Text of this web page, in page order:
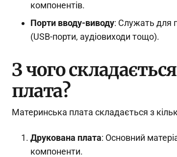
компонентів.
Порти вводу-виводу: Служать для
(USB-порти, аудіовиходи тощо).
З чого
плата?
Материнська плата складається з
Друкована плата: Основний
компоненти.